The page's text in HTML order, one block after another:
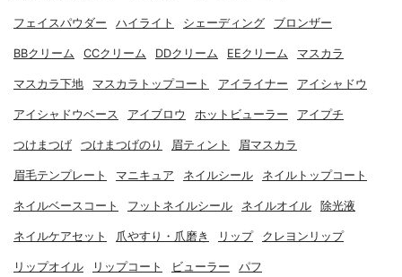
フェイスパウダー ハイライト シェーディング ブロンザー
BBクリーム CCクリーム DDクリーム EEクリーム マスカラ
マスカラ下地 マスカラトップコート アイライナー アイシャドウ
アイシャドウベース アイブロウ ホットビューラー アイプチ
つけまつげ つけまつげのり 眉ティント 眉マスカラ
眉毛テンプレート マニキュア ネイルシール ネイルトップコート
ネイルベースコート フットネイルシール ネイルオイル 除光液
ネイルケアセット 爪やすり・爪磨き リップ クレヨンリップ
リップオイル リップコート ビューラー パフ